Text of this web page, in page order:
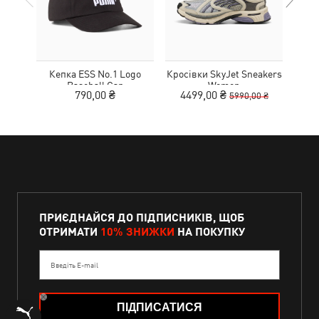
Кепка ESS No.1 Logo
Baseball Cap
790,00 ₴
Кросівки SkyJet Sneakers
Women
4499,00 ₴ 5990,00 ₴
ПРИЄДНАЙСЯ ДО ПІДПИСНИКІВ, ЩОБ
ОТРИМАТИ 10% ЗНИЖКИ НА ПОКУПКУ
Введіть E-mail
ПІДПИСАТИСЯ